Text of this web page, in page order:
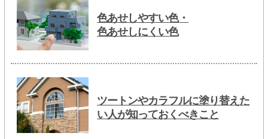
色あせしやすい色・
色あせしにくい色
ツートンやカラフルに塗り替えた
い人が知っておくべきこと